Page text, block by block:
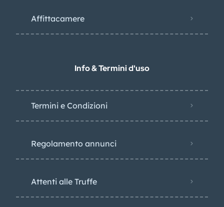
Affittacamere
Info & Termini d'uso
Termini e Condizioni
Regolamento annunci
Attenti alle Truffe